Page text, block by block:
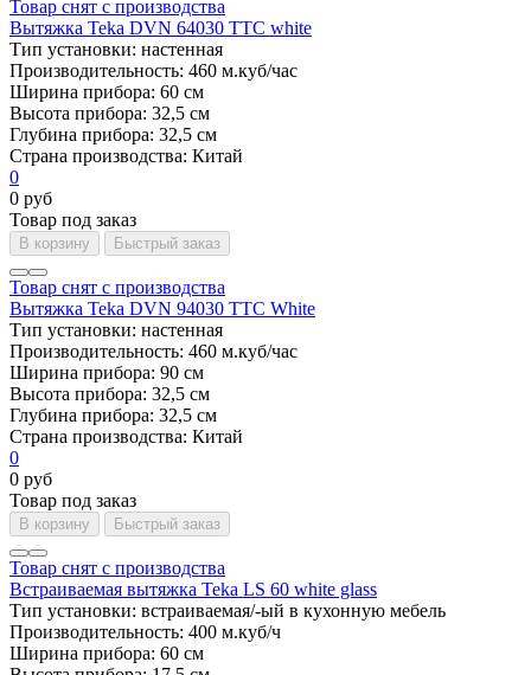
Товар снят с производства
Вытяжка Teka DVN 64030 TTC white
Тип установки: настенная
Производительность: 460 м.куб/час
Ширина прибора: 60 см
Высота прибора: 32,5 см
Глубина прибора: 32,5 см
Страна производства: Китай
0
0 руб
Товар под заказ
В корзину Быстрый заказ
Товар снят с производства
Вытяжка Teka DVN 94030 TTC White
Тип установки: настенная
Производительность: 460 м.куб/час
Ширина прибора: 90 см
Высота прибора: 32,5 см
Глубина прибора: 32,5 см
Страна производства: Китай
0
0 руб
Товар под заказ
В корзину Быстрый заказ
Товар снят с производства
Встраиваемая вытяжка Teka LS 60 white glass
Тип установки: встраиваемая/-ый в кухонную мебель
Производительность: 400 м.куб/ч
Ширина прибора: 60 см